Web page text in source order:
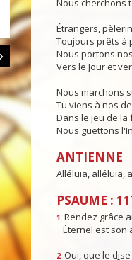
Nous cherchons
Étrangers,
Toujours prêts à
Nous portons
Vers le Jour et
Nous marchons
Tu viens à nos
Dans le jeu de la
Nous guettons
ANTIENNE
Alléluia, alléluia,
PSAUME :
1 Rendez grâce
Éternel est son
2 Oui, que le di